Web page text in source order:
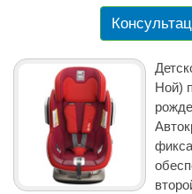
Ной)